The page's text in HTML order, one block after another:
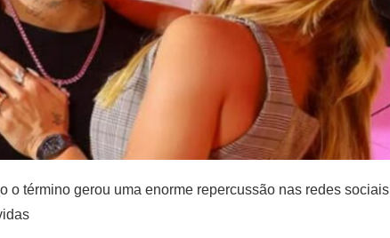
o término gerou uma enorme repercussão nas redes sociais